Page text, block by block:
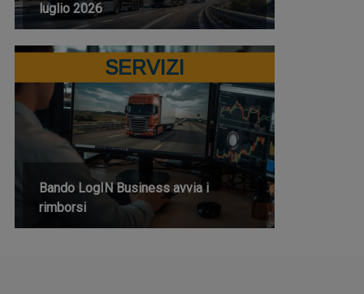
luglio 2026
SERVIZI
Bando LogIN Business avvia i
rimborsi